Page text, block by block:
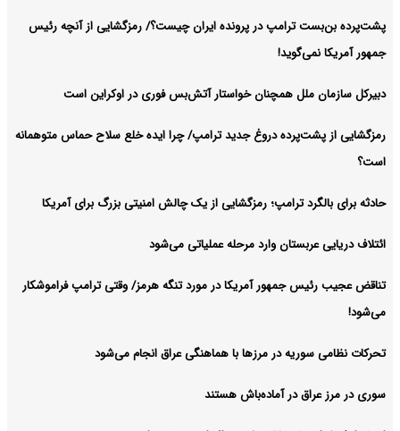
پشت‌پرده بن‌بست ترامپ در پرونده ایران چیست؟/ رمزگشایی از آنچه رئیس
جمهور آمریکا نمی‌گوید!
دبیرکل سازمان ملل همچنان خواستار آتش‌بس فوری در اوکراین است
رمزگشایی از پشت‌پرده دروغ جدید ترامپ/ چرا ایده خلع سلاح حماس متوهمانه
است؟
حادثه برای بالگرد ترامپ؛ رمزگشایی از یک چالش امنیتی بزرگ برای آمریکا
ائتلاف دریایی عربستان وارد مرحله عملیاتی می‌شود
تناقض عجیب رئیس جمهور آمریکا در مورد تنگه هرمز/ وقتی ترامپ فراموشکار
می‌شود!
تحرکات نظامی سوریه در مرزها با هماهنگی عراق انجام می‌شود
سوری در مرز عراق در آماده‌باش هستند